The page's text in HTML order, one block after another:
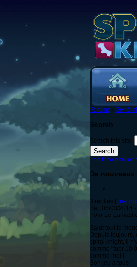
Forums ›
Search
Search this site:
Log in to post on
De nouveaux
3 replies [Last
Sat, 05/03/2014
Polo-Le-
Salut tout le
Depuis toujours,
spiral knight, il
comme "tuer
comme moi !
Bon jeu à tous !